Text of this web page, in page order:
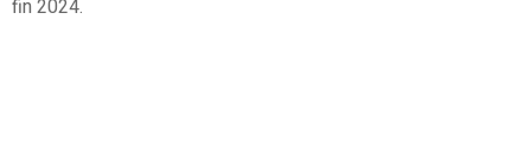
fin 2024.